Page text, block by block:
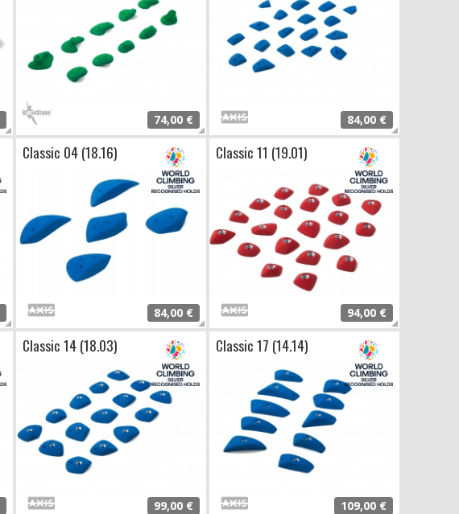
74,00 € 84,00 €
Classic 04 (18.16)
84,00 €
Classic 11 (19.01)
94,00 €
Classic 14 (18.03)
99,00 €
Classic 17 (14.14)
109,00 €